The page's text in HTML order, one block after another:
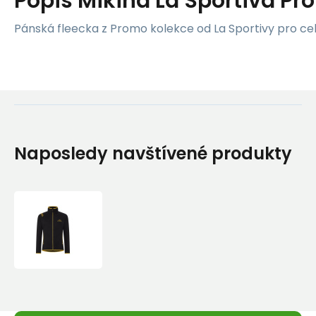
Pánská fleecka z Promo kolekce od La Sportivy pro
Naposledy navštívené produkty